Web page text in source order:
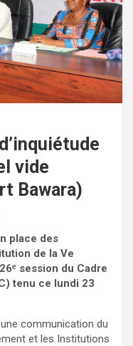
vide
Bawara)
place des
de la Ve
session du Cadre
tenu ce lundi 23
communication du
et les Institutions